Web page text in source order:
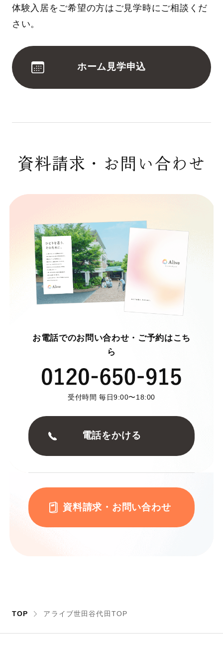
体験入居をご希望の方はご見学時にご相談くだ
さい。
ホーム見学申込
資料請求・お問い合わせ
お電話でのお問い合わせ・ご予約はこち
ら
受付時間 毎日9:00〜18:00
電話をかける
資料請求・お問い合わせ
TOP アライブ世田谷代田TOP